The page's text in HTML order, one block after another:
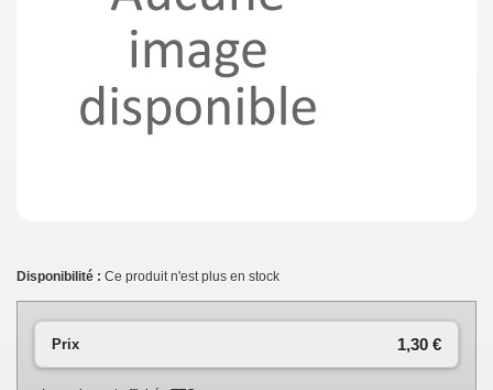
Disponibilité : Ce produit n'est plus en stock
1,30 €
Prix